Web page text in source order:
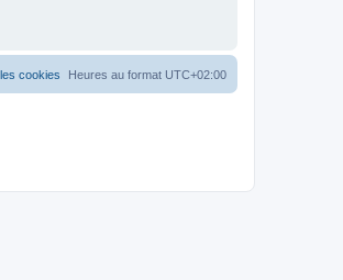
Heures au format UTC+02:00
cookies